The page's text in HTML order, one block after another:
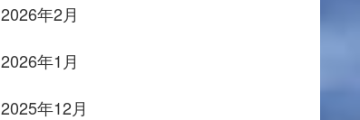
2026年2月
2026年1月
2025年12月